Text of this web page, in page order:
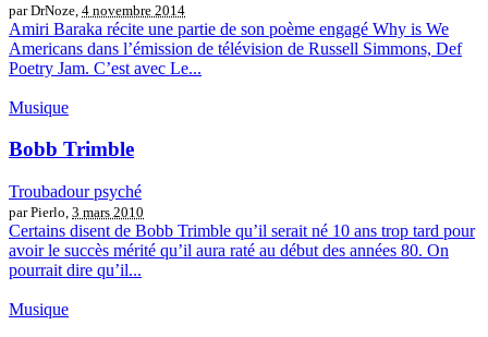
par DrNoze, 4 novembre 2014
Amiri Baraka récite une partie de son poème engagé Why is We
Americans dans l’émission de télévision de Russell Simmons, Def
Poetry Jam. C’est avec Le...
Musique
Bobb Trimble
Troubadour psyché
par Pierlo, 3 mars 2010
Certains disent de Bobb Trimble qu’il serait né 10 ans trop tard pour
avoir le succès mérité qu’il aura raté au début des années 80. On
pourrait dire qu’il...
Musique